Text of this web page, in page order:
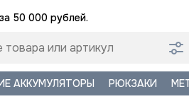
50 000 рублей.
АККУМУЛЯТОРЫ РЮКЗАКИ